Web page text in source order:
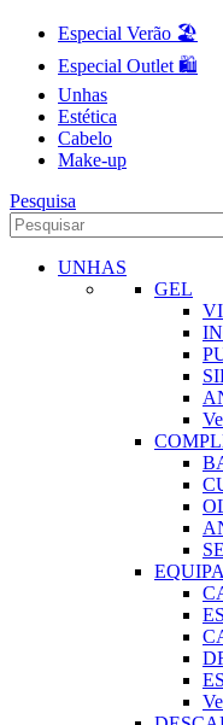
Especial Verão 🏖️
Especial Outlet 🛍️
Unhas
Estética
Cabelo
Make-up
Pesquisa
UNHAS
GEL